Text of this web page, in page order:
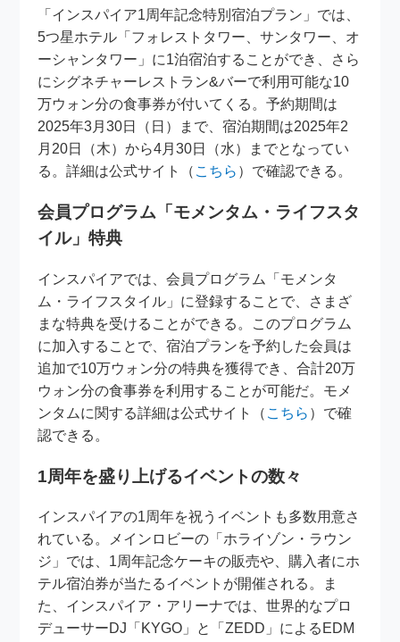
「インスパイア1周年記念特別宿泊プラン」では、
5つ星ホテル「フォレストタワー、サンタワー、オ
ーシャンタワー」に1泊宿泊することができ、さら
にシグネチャーレストラン&バーで利用可能な10
万ウォン分の食事券が付いてくる。予約期間は
2025年3月30日（日）まで、宿泊期間は2025年2
月20日（木）から4月30日（水）までとなってい
る。詳細は公式サイト（ こちら ）で確認できる。
会員プログラム「モメンタム・ライフスタ
イル」特典
インスパイアでは、会員プログラム「モメンタ
ム・ライフスタイル」に登録することで、さまざ
まな特典を受けることができる。このプログラム
に加入することで、宿泊プランを予約した会員は
追加で10万ウォン分の特典を獲得でき、合計20万
ウォン分の食事券を利用することが可能だ。モメ
ンタムに関する詳細は公式サイト（ こちら ）で確
認できる。
1周年を盛り上げるイベントの数々
インスパイアの1周年を祝うイベントも多数用意さ
れている。メインロビーの「ホライゾン・ラウン
ジ」では、1周年記念ケーキの販売や、購入者にホ
テル宿泊券が当たるイベントが開催される。ま
た、インスパイア・アリーナでは、世界的なプロ
デューサーDJ「KYGO」と「ZEDD」によるEDM